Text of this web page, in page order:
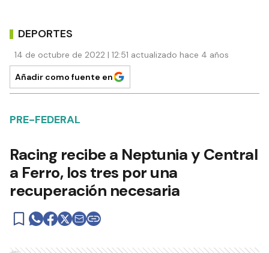
DEPORTES
14 de octubre de 2022 | 12:51 actualizado hace 4 años
Añadir como fuente en
PRE-FEDERAL
Racing recibe a Neptunia y Central
a Ferro, los tres por una
recuperación necesaria